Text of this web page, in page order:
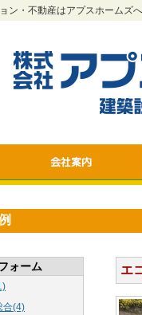
ン・不動産はアプスホームズへ
ォーム
合(4)
エ